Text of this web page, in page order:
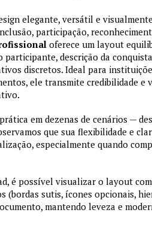
elegante, versátil e
participação,
oferece um layout
participante, descrição da
discretos. Ideal para
ele transmite credibilidade e
em dezenas de cenários —
que sua flexibilidade e
especialmente quando
é possível visualizar o layout
(bordas sutis, ícones opcionais,
mantendo leveza e